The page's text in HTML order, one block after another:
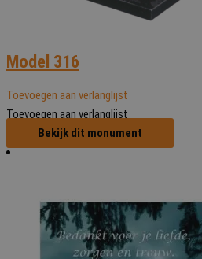
Model 316
Toevoegen aan verlanglijst
Toevoegen aan verlanglijst
Bekijk dit monument